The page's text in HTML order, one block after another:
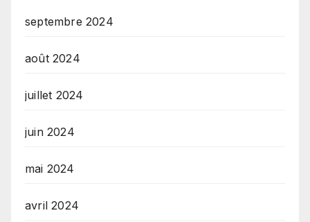
septembre 2024
août 2024
juillet 2024
juin 2024
mai 2024
avril 2024